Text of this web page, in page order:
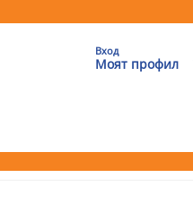
Вход
Моят профил